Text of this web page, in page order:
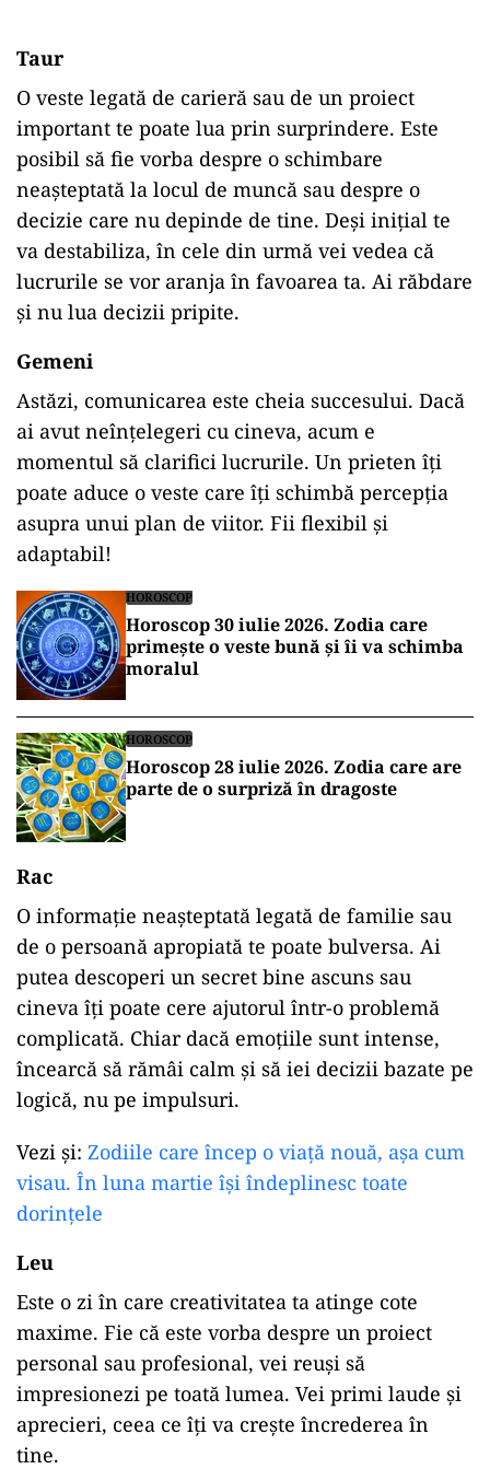
Taur
O veste legată de carieră sau de un proiect
important te poate lua prin surprindere. Este
posibil să fie vorba despre o schimbare
neașteptată la locul de muncă sau despre o
decizie care nu depinde de tine. Deși inițial te
va destabiliza, în cele din urmă vei vedea că
lucrurile se vor aranja în favoarea ta. Ai răbdare
și nu lua decizii pripite.
Gemeni
Astăzi, comunicarea este cheia succesului. Dacă
ai avut neînțelegeri cu cineva, acum e
momentul să clarifici lucrurile. Un prieten îți
poate aduce o veste care îți schimbă percepția
asupra unui plan de viitor. Fii flexibil și
adaptabil!
HOROSCOP
Horoscop 30 iulie 2026. Zodia care
primește o veste bună și îi va schimba
moralul
HOROSCOP
Horoscop 28 iulie 2026. Zodia care are
parte de o surpriză în dragoste
Rac
O informație neașteptată legată de familie sau
de o persoană apropiată te poate bulversa. Ai
putea descoperi un secret bine ascuns sau
cineva îți poate cere ajutorul într-o problemă
complicată. Chiar dacă emoțiile sunt intense,
încearcă să rămâi calm și să iei decizii bazate pe
logică, nu pe impulsuri.
Vezi și: Zodiile care încep o viață nouă, așa cum
visau. În luna martie își îndeplinesc toate
dorințele
Leu
Este o zi în care creativitatea ta atinge cote
maxime. Fie că este vorba despre un proiect
personal sau profesional, vei reuși să
impresionezi pe toată lumea. Vei primi laude și
aprecieri, ceea ce îți va crește încrederea în
tine.